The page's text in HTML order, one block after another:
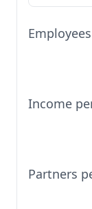
Income
Partners